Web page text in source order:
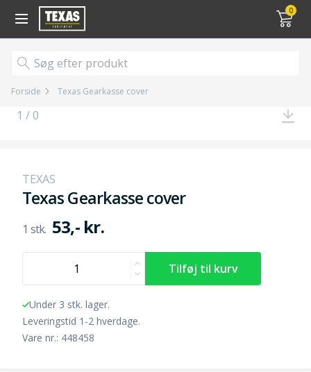
0
Gå til kurv (
Forside Texas Gearkasse cover
1 / 0
TEXAS
Texas Gearkasse cover
53,- kr.
Under 3 stk. lager.
Leveringstid 1-2 hverdage.
Vare nr.: 448458